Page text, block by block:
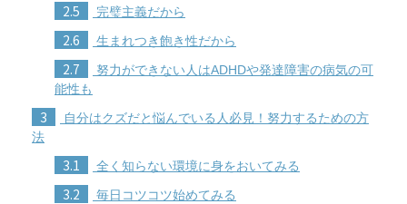
2.5 完璧主義だから
2.6 生まれつき飽き性だから
2.7
努力ができない人はADHDや発達障害の病気の可
能性も
3
自分はクズだと悩んでいる人必見！努力するための方
法
3.1 全く知らない環境に身をおいてみる
3.2 毎日コツコツ始めてみる